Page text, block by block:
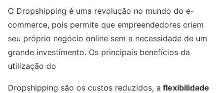
O Dropshipping é uma revolução no mundo do e-
commerce, pois permite que empreendedores criem
seu próprio negócio online sem a necessidade de um
grande investimento. Os principais benefícios da
utilização do
Dropshipping são os custos reduzidos, a flexibilidade